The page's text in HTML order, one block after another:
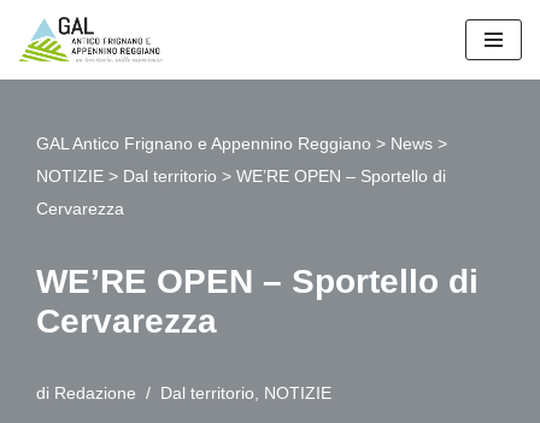
Vai
GAL Antico Frignano e Appennino Reggiano > News >
NOTIZIE > Dal territorio > WE’RE OPEN – Sportello di
Cervarezza
WE’RE OPEN – Sportello di
Cervarezza
di Redazione Dal territorio NOTIZIE